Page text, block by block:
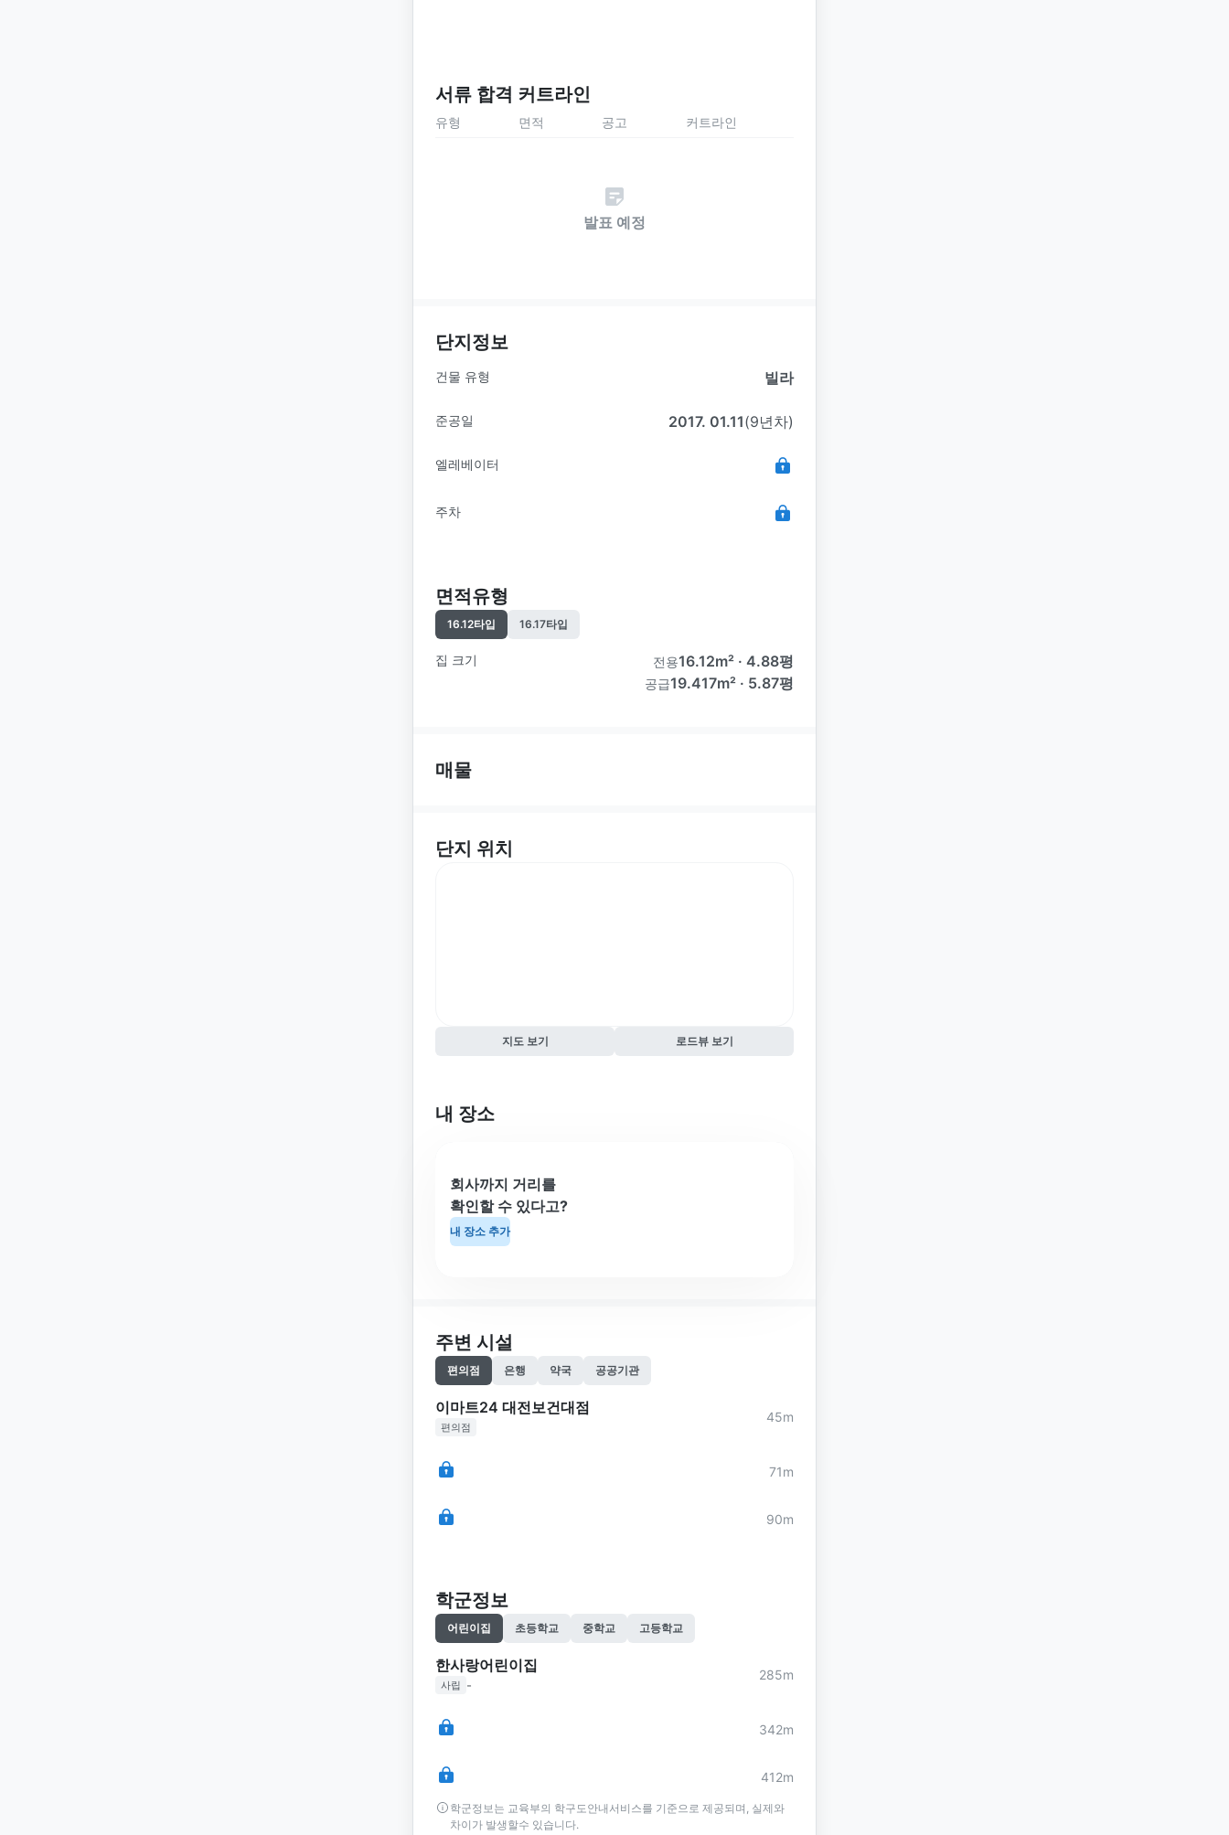
서류 합격 커트라인
유형 면적 공고 커트라인
발표 예정
단지정보
건물 유형 빌라
준공일 2017. 01.11(9년차)
엘레베이터
주차
면적유형
16.12타입 16.17타입
집 크기 전용16.12m² · 4.88평
공급19.417m² · 5.87평
매물
단지 위치
지도 보기 로드뷰 보기
내 장소
회사까지 거리를
확인할 수 있다고?
내 장소 추가
주변 시설
편의점 은행 약국 공공기관
이마트24 대전보건대점
편의점
45m
71m
90m
학군정보
어린이집 초등학교 중학교 고등학교
한사랑어린이집
사립 -
285m
342m
412m
학군정보는 교육부의 학구도안내서비스를 기준으로 제공되며, 실제와
차이가 발생할수 있습니다.